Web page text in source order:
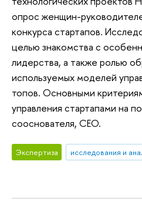
опрос женщин-
конкурса стартапов.
целью знакомства с
лидерства, а также ролью
используемых моделей
топов. Основными
управления стартапами на
сооснователя, CEO.
Экспертиза исследования и